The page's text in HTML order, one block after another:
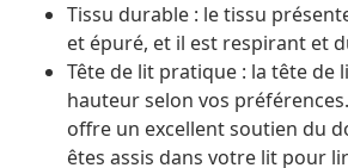
Tissu durable : le tissu
et épuré, et il est respirant et
Tête de lit pratique : la tête de
hauteur selon vos
offre un excellent soutien du
êtes assis dans votre lit pour